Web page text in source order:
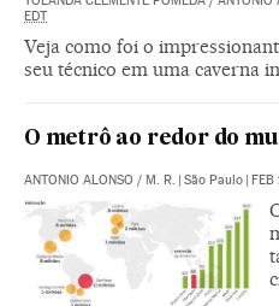
EDT
Veja como foi o
seu técnico em uma caverna
O metrô ao redor do
ANTONIO ALONSO / M. R. São Paulo